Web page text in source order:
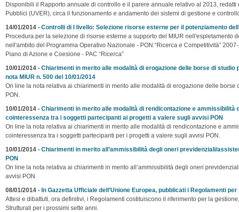
Disponibili il Rapporto annuale di controllo e il parere annuale relativo al 2013, redatti
Pubblici (UVER), circa il funzionamento e andamento dei sistemi di gestione e
14/01/2014 - Controlli di I livello: Selezione risorse esterne per il potenziamento
Procedura per la selezione di risorse esterne a supporto del MIUR nell'espletamento
nell'ambito del Programma Operativo Nazionale - PON “Ricerca e Competitività”
Piano di Azione e Coesione - PAC “Ricerca”
10/01/2014 - Chiarimenti in merito alle modalità di erogazione delle borse di studio
nota MIUR n. 500 del 10/01/2014
On line la nota relativa ai chiarimenti in merito alle modalità di erogazione delle borse
PON.
10/01/2014 - Chiarimenti in merito alle modalità di rendicontazione e ammissibilità
cointeressenza tra i soggetti partecipanti ai progetti a valere sugli avvisi PON
On line la nota relativa ai chiarimenti in merito alle modalità di rendicontazione e
cointeressenza tra i soggetti partecipanti per i progetti a valere sugli avvisi PON.
10/01/2014 - Chiarimenti in merito all’ammissibilità degli oneri previdenziali/
PON
On line la nota relativa ai chiarimenti in merito all’ammissibilità degli oneri
avvisi PON
08/01/2014 - In Gazzetta Ufficiale dell’Unione Europea, pubblicati i Regolamenti
Attesi e dibattuti, ora definitivi, i Regolamenti costituiscono il riferimento per la
Strutturali per i prossimi sette anni.